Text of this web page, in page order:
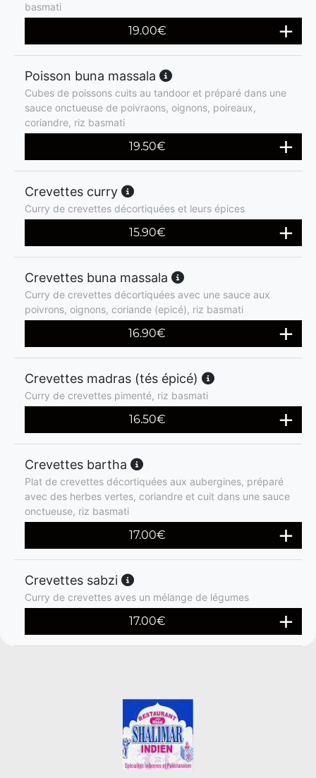
basmati
19.00€
Poisson buna massala
Cubes de poissons cuits au tandoor et préparé dans une
sauce onctueuse de poivraons, oignons, poireaux,
coriandre, riz basmati
19.50€
Crevettes curry
Curry de crevettes décortiquées et leurs épices
15.90€
Crevettes buna massala
Curry de crevettes décortiquées avec une sauce aux
poivrons, oignons, coriande (epicé), riz basmati
16.90€
Crevettes madras (tés épicé)
Curry de crevettes pimenté, riz basmati
16.50€
Crevettes bartha
Plat de crevettes décortiquées aux aubergines, préparé
avec des herbes vertes, coriandre et cuit dans une sauce
onctueuse, riz basmati
17.00€
Crevettes sabzi
Curry de crevettes aves un mélange de légumes
17.00€